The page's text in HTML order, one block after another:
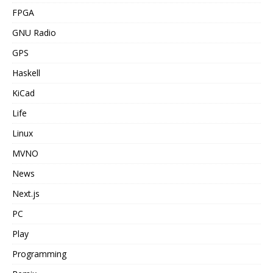
FPGA
GNU Radio
GPS
Haskell
KiCad
Life
Linux
MVNO
News
Next.js
PC
Play
Programming